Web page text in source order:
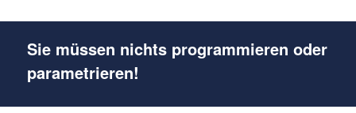
Sie müssen nichts programmieren oder
parametrieren!